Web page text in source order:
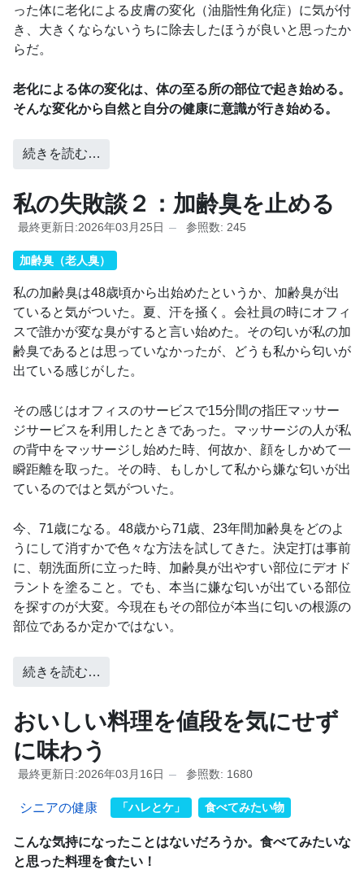
った体に老化による皮膚の変化（油脂性角化症）に気が付
き、大きくならないうちに除去したほうが良いと思ったか
らだ。
老化による体の変化は、体の至る所の部位で起き始める。
そんな変化から自然と自分の健康に意識が行き始める。
続きを読む…
私の失敗談２：加齢臭を止める
最終更新日:2026年03月25日 参照数: 245
加齢臭（老人臭）
私の加齢臭は48歳頃から出始めたというか、加齢臭が出
ていると気がついた。夏、汗を掻く。会社員の時にオフィ
スで誰かが変な臭がすると言い始めた。その匂いが私の加
齢臭であるとは思っていなかったが、どうも私から匂いが
出ている感じがした。
その感じはオフィスのサービスで15分間の指圧マッサー
ジサービスを利用したときであった。マッサージの人が私
の背中をマッサージし始めた時、何故か、顔をしかめて一
瞬距離を取った。その時、もしかして私から嫌な匂いが出
ているのではと気がついた。
今、71歳になる。48歳から71歳、23年間加齢臭をどのよ
うにして消すかで色々な方法を試してきた。決定打は事前
に、朝洗面所に立った時、加齢臭が出やすい部位にデオド
ラントを塗ること。でも、本当に嫌な匂いが出ている部位
を探すのが大変。今現在もその部位が本当に匂いの根源の
部位であるか定かではない。
続きを読む…
おいしい料理を値段を気にせず
に味わう
最終更新日:2026年03月16日 参照数: 1680
シニアの健康 「ハレとケ」 食べてみたい物
こんな気持になったことはないだろうか。食べてみたいな
と思った料理を食たい！